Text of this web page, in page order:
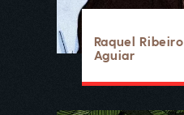
Raquel Ribeiro
Aguiar